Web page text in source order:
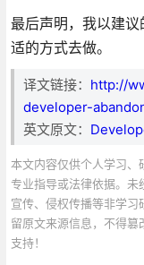
最后声明，我以建
适的方式去做。
译文链接： http://
developer-
英文原文：
本文内容仅供个人学习、
专业指导或法律依据。未
宣传、侵权传播等非学
留原文来源信息，不得
支持！